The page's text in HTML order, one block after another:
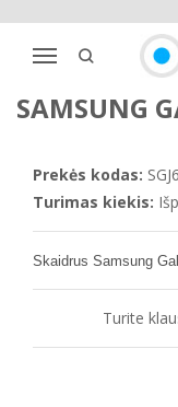
Navigacija
Pagrindinis Telefonų
Samsung Galaxy J6
SAMSUNG
Prekės kodas:
Turimas kiekis:
Skaidrus Samsung
Turite